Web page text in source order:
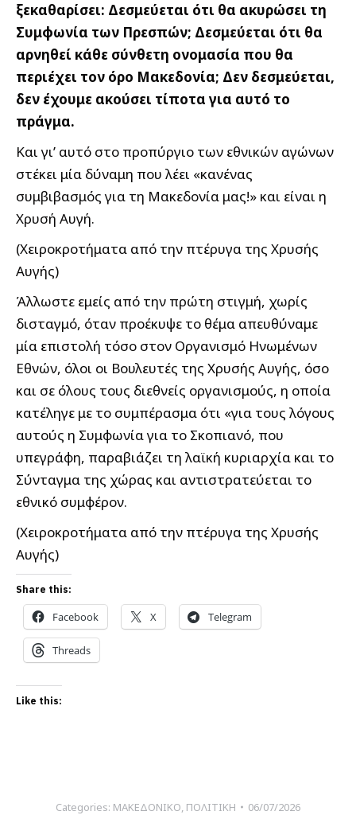
ξεκαθαρίσει: Δεσμεύεται ότι θα ακυρώσει τη
Συμφωνία των Πρεσπών; Δεσμεύεται ότι θα
αρνηθεί κάθε σύνθετη ονομασία που θα
περιέχει τον όρο Μακεδονία; Δεν δεσμεύεται,
δεν έχουμε ακούσει τίποτα για αυτό το
πράγμα.
Και γι’ αυτό στο προπύργιο των εθνικών αγώνων
στέκει μία δύναμη που λέει «κανένας
συμβιβασμός για τη Μακεδονία μας!» και είναι η
Χρυσή Αυγή.
(Χειροκροτήματα από την πτέρυγα της Χρυσής
Αυγής)
Άλλωστε εμείς από την πρώτη στιγμή, χωρίς
δισταγμό, όταν προέκυψε το θέμα απευθύναμε
μία επιστολή τόσο στον Οργανισμό Ηνωμένων
Εθνών, όλοι οι Βουλευτές της Χρυσής Αυγής, όσο
και σε όλους τους διεθνείς οργανισμούς, η οποία
κατέληγε με το συμπέρασμα ότι «για τους λόγους
αυτούς η Συμφωνία για το Σκοπιανό, που
υπεγράφη, παραβιάζει τη λαϊκή κυριαρχία και το
Σύνταγμα της χώρας και αντιστρατεύεται το
εθνικό συμφέρον.
(Χειροκροτήματα από την πτέρυγα της Χρυσής
Αυγής)
Share this:
Facebook X Telegram
Threads
Like this:
Categories: ΜΑΚΕΔΟΝΙΚΟ, ΠΟΛΙΤΙΚΗ 06/07/2026